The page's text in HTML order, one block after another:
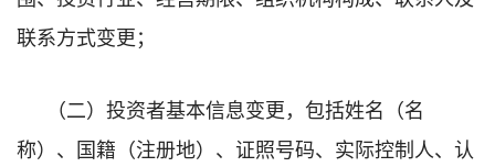
联系方式变更；
（二）投资者基本信息变更，包括姓名（名
称）、国籍（注册地）、证照号码、实际控制人、认